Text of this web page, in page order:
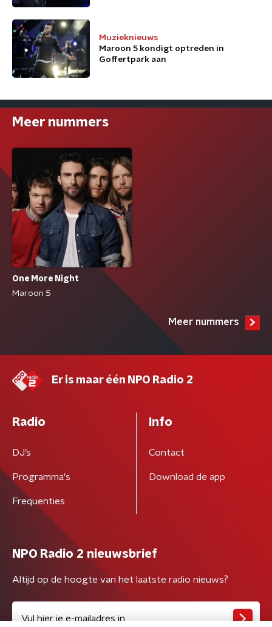
Muzieknieuws
Maroon 5 kondigt optreden in
Goffertpark aan
Meer nummers
One More Night
Maroon 5
Meer nummers
Er is maar één NPO Radio 2
Radio
DJ’s
Programma's
Frequenties
Info
Contact
Download de app
NPO Radio 2 nieuwsbrief
Altijd op de hoogte van het laatste radio nieuws?